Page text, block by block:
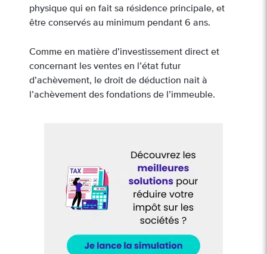
physique qui en fait sa résidence principale, et
être conservés au minimum pendant 6 ans.
Comme en matière d’investissement direct et
concernant les ventes en l’état futur
d’achèvement, le droit de déduction nait à
l’achèvement des fondations de l’immeuble.